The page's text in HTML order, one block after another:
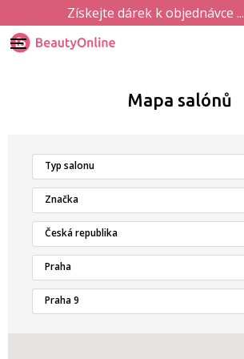
Získejte dárek k objednávce ...
Mapa salónů
Typ salonu
Značka
Česká republika
Praha
Praha 9